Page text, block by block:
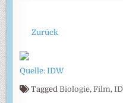
Zurück
Quelle: IDW
Tagged Biologie,Film,